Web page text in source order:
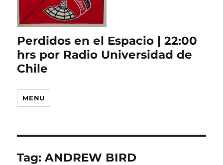
Perdidos en el Espacio | 22:00
hrs por Radio Universidad de
Chile
MENU
Tag:ANDREW BIRD